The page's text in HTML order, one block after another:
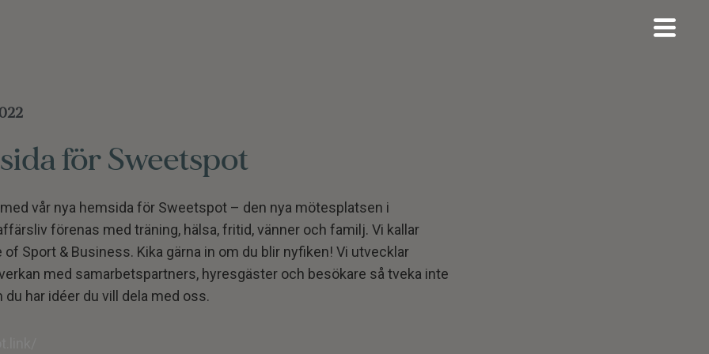
för Sweetspot
vår nya hemsida för Sweetspot – den nya mötesplatsen i
förenas med träning, hälsa, fritid, vänner och familj. Vi kallar
Sport & Business. Kika gärna in om du blir nyfiken! Vi utvecklar
med samarbetspartners, hyresgäster och besökare så tveka inte
du har idéer du vill dela med oss.